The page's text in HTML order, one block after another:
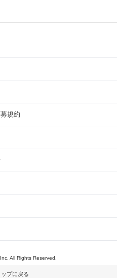
規約
All Rights Reserved.
プに戻る